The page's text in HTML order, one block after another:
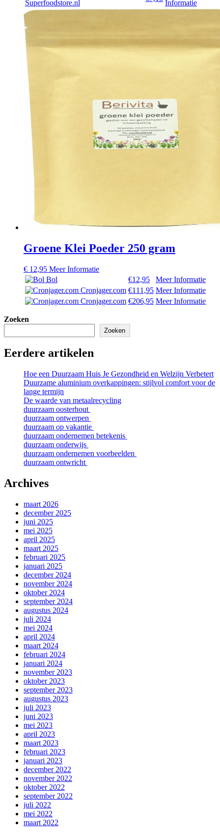
Superfoodstore.nl
Informatie
Groene Klei Poeder 250 gram
€ 12,95 Meer Informatie
Bol
€12,95
Meer Informatie
Cronjager.com €111,95 Meer Informatie
Cronjager.com €206,95 Meer Informatie
Zoeken
Zoeken
Eerdere artikelen
Hoe een Duurzaam Huis Je Gezondheid en Welzijn Verbetert
Duurzame aluminium overkappingen: stijlvol comfort voor de
lange termijn
De waarde van metaalrecycling
duurzaam oosterhout
duurzaam ontwerpen
duurzaam op vakantie
duurzaam ondernemen betekenis
duurzaam onderwijs
duurzaam ondernemen voorbeelden
duurzaam ontwricht
Archives
maart 2026
december 2025
juni 2025
mei 2025
april 2025
maart 2025
februari 2025
januari 2025
december 2024
november 2024
oktober 2024
september 2024
augustus 2024
juli 2024
mei 2024
april 2024
maart 2024
februari 2024
januari 2024
november 2023
oktober 2023
september 2023
augustus 2023
juli 2023
juni 2023
mei 2023
april 2023
maart 2023
februari 2023
januari 2023
december 2022
november 2022
oktober 2022
september 2022
juli 2022
mei 2022
maart 2022